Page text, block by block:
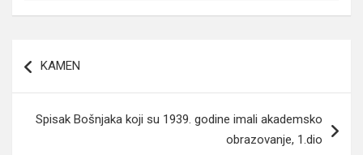
članaka
KAMEN
Spisak Bošnjaka koji su 1939. godine imali akademsko
obrazovanje, 1.dio